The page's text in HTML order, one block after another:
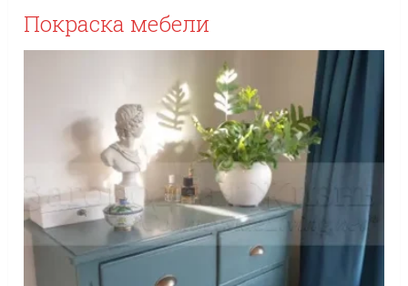
Покраска мебели